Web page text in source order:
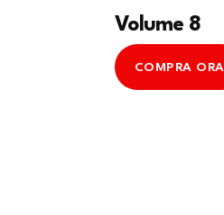
Volume 8
COMPRA ORA